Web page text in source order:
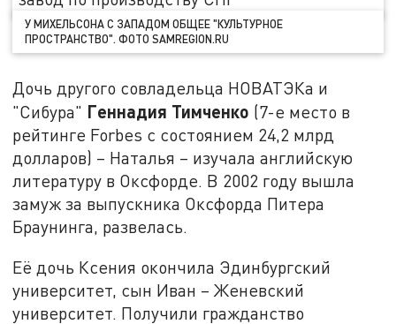
У МИХЕЛЬСОНА С ЗАПАДОМ ОБЩЕЕ "КУЛЬТУРНОЕ
ПРОСТРАНСТВО". ФОТО SAMREGION.RU
Дочь другого совладельца НОВАТЭКа и
"Сибура" Геннадия Тимченко (7-е место в
рейтинге Forbes с состоянием 24,2 млрд
долларов) – Наталья – изучала английскую
литературу в Оксфорде. В 2002 году вышла
замуж за выпускника Оксфорда Питера
Браунинга, развелась.
Её дочь Ксения окончила Эдинбургский
университет, сын Иван – Женевский
университет. Получили гражданство